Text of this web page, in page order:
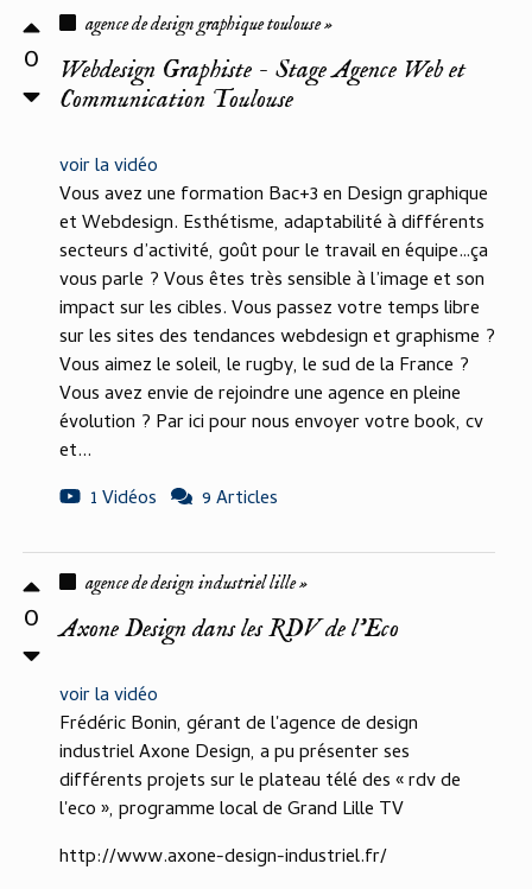
0
agence de design graphique toulouse »
Webdesign Graphiste - Stage Agence Web et
Communication Toulouse
voir la vidéo
Vous avez une formation Bac+3 en Design graphique
et Webdesign. Esthétisme, adaptabilité à différents
secteurs d’activité, goût pour le travail en équipe…ça
vous parle ? Vous êtes très sensible à l’image et son
impact sur les cibles. Vous passez votre temps libre
sur les sites des tendances webdesign et graphisme ?
Vous aimez le soleil, le rugby, le sud de la France ?
Vous avez envie de rejoindre une agence en pleine
évolution ? Par ici pour nous envoyer votre book, cv
et...
1 Vidéos
9 Articles
0
agence de design industriel lille »
Axone Design dans les RDV de l'Eco
voir la vidéo
Frédéric Bonin, gérant de l'agence de design
industriel Axone Design, a pu présenter ses
différents projets sur le plateau télé des « rdv de
l'eco », programme local de Grand Lille TV
http://www.axone-design-industriel.fr/